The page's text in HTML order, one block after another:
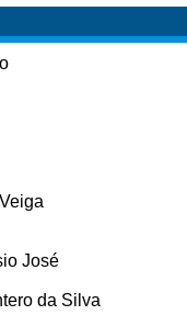
José
da Silva